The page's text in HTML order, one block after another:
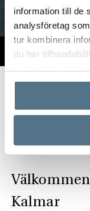
information till de
analysföretag
tur kombinera
du har
TILL SALU VI PÅ
Hitta
Kalmar